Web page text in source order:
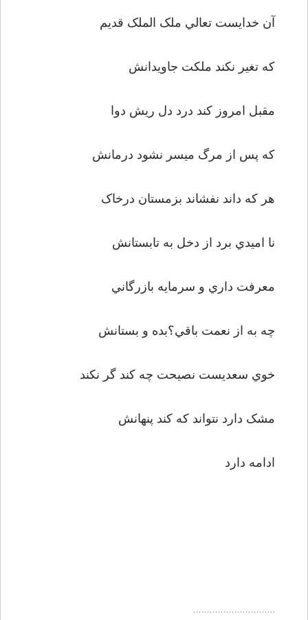
آن خدايست تعالي ملک الملک قديم
که تغير نکند ملکت جاويدانش
مقبل امروز کند درد دل ريش دوا
که پس از مرگ ميسر نشود درمانش
هر که داند نفشاند بزمستان درخاک
نا اميدي برد از دخل به تابستانش
معرفت داري و سرمايه بازرگاني
چه به از نعمت باقي؟بده و بستانش
خوي سعديست نصيحت چه کند گر نکند
مشک دارد نتواند که کند پنهانش
ادامه دارد